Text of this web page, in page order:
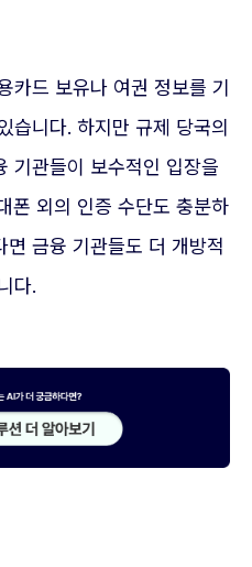
카드 보유나 여권 정보를 기
습니다. 하지만 규제 당국의
기관들이 보수적인 입장을
폰 외의 인증 수단도 충분하
금융 기관들도 더 개방적
다.